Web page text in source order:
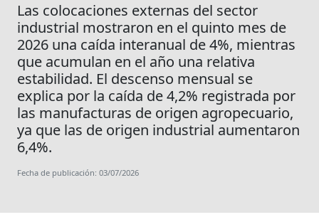
Las colocaciones externas del sector
industrial mostraron en el quinto mes de
2026 una caída interanual de 4%, mientras
que acumulan en el año una relativa
estabilidad. El descenso mensual se
explica por la caída de 4,2% registrada por
las manufacturas de origen agropecuario,
ya que las de origen industrial aumentaron
6,4%.
Fecha de publicación: 03/07/2026